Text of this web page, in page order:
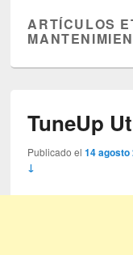
ARTÍCULOS
TuneUp
Publicado el14 agosto
↓